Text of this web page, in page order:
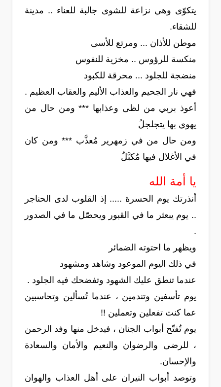
يتكوّى وهي نزاعة للشوى جالبة للعناء .. مدينة
للشقاء.
موطن للأذان ... ومرتع للأسى
منكسة للرؤوس .. مخزية للنفوس
منضجة للجلود ... محرقة للكبود
فهي نار الجحيم والعذاب الأليم والعقاب العظيم .
أعوذ بربي من لظى وعذابها *** ومن حال من
يهوي بها يتجلجلُ
ومن حال من في زمهرير مُعذَّب *** ومن كان
في الأغلال فيها مُكبَّلُ
يا أمة الله
أنذرتك يوم الحسرة ..... إذ القلوب لدى الحناجر
.. يوم يبعثر ما في القبور ويحصّل ما في الصدور
.
ويظهر ما احتوته الضمائر
في ذلك اليوم الموعود وشاهد ومشهود
عندما تنطق عليك الشهود وتفضحك فيه الجلود .
يوم تأسفين وتندمين ، عندما تُسألين وتحاسبين
عما كنت تفعلين وتعملين !!
يوم تُفتّح أبواب الجنان ، فيدخل منها وفد الرحمن
، للرضى والرضوان والنعيم والأمان والسعادة
والإحسان.
وتوصد أبواب النيران على أهل العذاب والهوان